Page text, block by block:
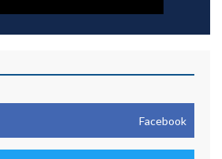
Facebook